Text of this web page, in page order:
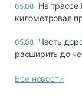
05.08 На
километровая
05.08 Часть
расширить до
Все новости